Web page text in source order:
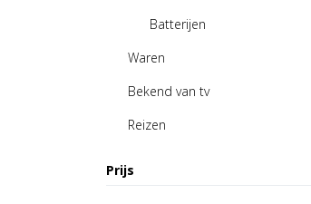
Batterijen
Waren
Bekend van tv
Reizen
Prijs